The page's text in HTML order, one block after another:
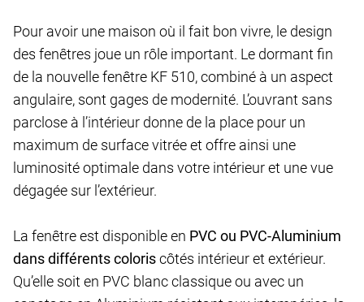
Pour avoir une maison où il fait bon vivre, le design
des fenêtres joue un rôle important. Le dormant fin
de la nouvelle fenêtre KF 510, combiné à un aspect
angulaire, sont gages de modernité. L’ouvrant sans
parclose à l’intérieur donne de la place pour un
maximum de surface vitrée et offre ainsi une
luminosité optimale dans votre intérieur et une vue
dégagée sur l’extérieur.
La fenêtre est disponible en PVC ou PVC-Aluminium
dans différents coloriscôtés intérieur et extérieur.
Qu’elle soit en PVC blanc classique ou avec un